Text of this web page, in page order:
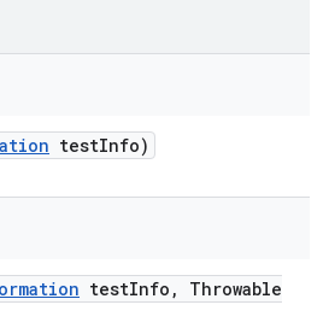
testInfo)
testInfo ,
Throwable